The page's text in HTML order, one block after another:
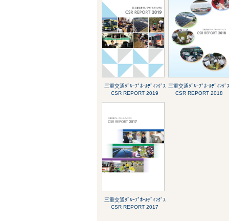
三重交通ｸﾞﾙｰﾌﾟﾎｰﾙﾃﾞｨﾝｸﾞｽ
CSR REPORT 2019
三重交通ｸﾞﾙｰﾌﾟﾎｰﾙﾃﾞｨﾝｸﾞ
CSR REPORT 2018
三重交通ｸﾞﾙｰﾌﾟﾎｰﾙﾃﾞｨﾝｸﾞｽ
CSR REPORT 2017